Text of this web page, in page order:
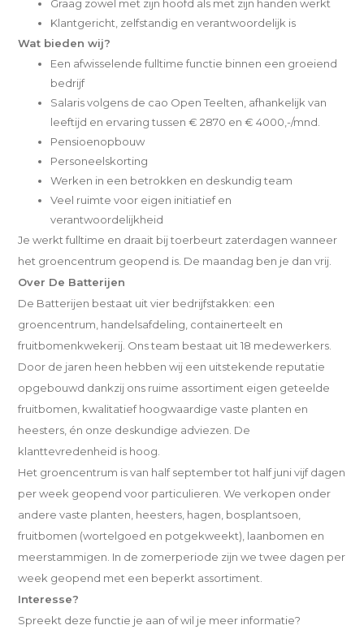
Graag zowel met zijn hoofd als met zijn handen werkt
Klantgericht, zelfstandig en verantwoordelijk is
Wat bieden wij?
Een afwisselende fulltime functie binnen een groeiend
bedrijf
Salaris volgens de cao Open Teelten, afhankelijk van
leeftijd en ervaring tussen € 2870 en € 4000,-/mnd.
Pensioenopbouw
Personeelskorting
Werken in een betrokken en deskundig team
Veel ruimte voor eigen initiatief en
verantwoordelijkheid
Je werkt fulltime en draait bij toerbeurt zaterdagen wanneer
het groencentrum geopend is. De maandag ben je dan vrij.
Over De Batterijen
De Batterijen bestaat uit vier bedrijfstakken: een
groencentrum, handelsafdeling, containerteelt en
fruitbomenkwekerij. Ons team bestaat uit 18 medewerkers.
Door de jaren heen hebben wij een uitstekende reputatie
opgebouwd dankzij ons ruime assortiment eigen geteelde
fruitbomen, kwalitatief hoogwaardige vaste planten en
heesters, én onze deskundige adviezen. De
klanttevredenheid is hoog.
Het groencentrum is van half september tot half juni vijf dagen
per week geopend voor particulieren. We verkopen onder
andere vaste planten, heesters, hagen, bosplantsoen,
fruitbomen (wortelgoed en potgekweekt), laanbomen en
meerstammigen. In de zomerperiode zijn we twee dagen per
week geopend met een beperkt assortiment.
Interesse?
Spreekt deze functie je aan of wil je meer informatie?